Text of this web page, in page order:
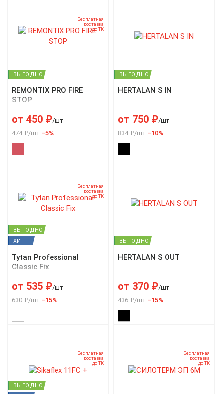
ВЫГОДНО
Бесплатная
доставка
до ТК
REMONTIX PRO FIRE
STOP
от 450 ₽/шт
474 ₽/шт –5%
ВЫГОДНО
HERTALAN S IN
от 750 ₽/шт
834 ₽/шт –10%
ВЫГОДНО
ХИТ
Бесплатная
доставка
до ТК
Tytan Professional
Classic Fix
от 535 ₽/шт
630 ₽/шт –15%
ВЫГОДНО
HERTALAN S OUT
от 370 ₽/шт
436 ₽/шт –15%
ВЫГОДНО
Бесплатная
доставка
до ТК
Бесплатная
доставка
до ТК